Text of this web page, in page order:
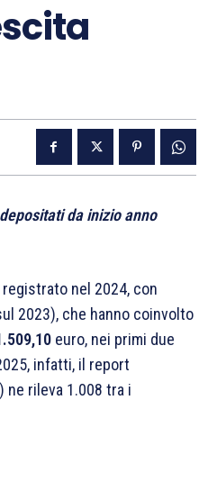
da inizio anno
nel 2024, con
2023), che hanno coinvolto
euro, nei primi due
infatti, il report
ne rileva 1.008 tra i